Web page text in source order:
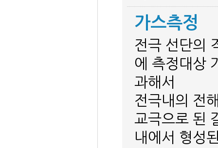
가스측정
전극 선단의
에 측정대상
과해서
전극내의 전
교극으로 된
내에서 형성